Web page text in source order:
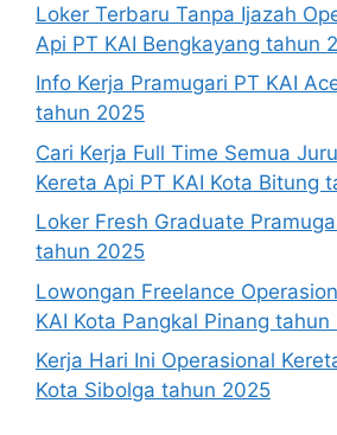
Loker Terbaru Tanpa Ijazah
Api PT KAI Bengkayang tahun
Info Kerja Pramugari PT KAI
tahun 2025
Cari Kerja Full Time Semua
Kereta Api PT KAI Kota Bitung
Loker Fresh Graduate
tahun 2025
Lowongan Freelance
KAI Kota Pangkal Pinang tahun
Kerja Hari Ini Operasional
Kota Sibolga tahun 2025